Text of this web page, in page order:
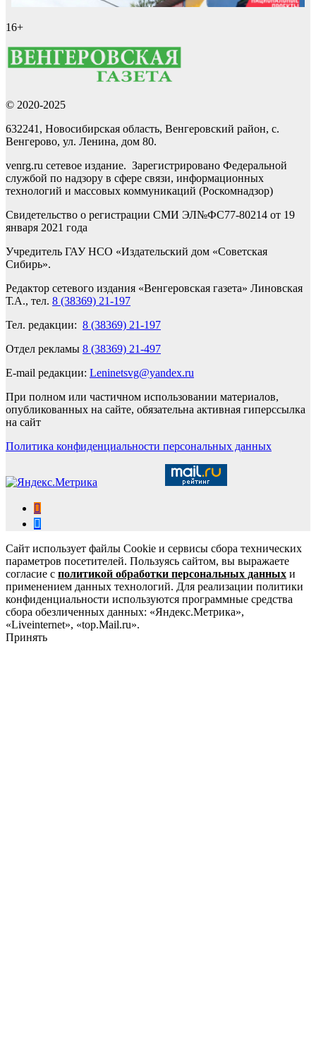
16+
© 2020-2025
632241, Новосибирская область, Венгеровский район, с.
Венгерово, ул. Ленина, дом 80.
venrg.ru сетевое издание. Зарегистрировано Федеральной
службой по надзору в сфере связи, информационных
технологий и массовых коммуникаций (Роскомнадзор)
Свидетельство о регистрации СМИ ЭЛ№ФС77-80214 от 19
января 2021 года
Учредитель ГАУ НСО «Издательский дом «Советская
Сибирь».
Редактор сетевого издания «Венгеровская газета» Линовская
Т.А., тел. 8 (38369) 21-197
Тел. редакции: 8 (38369) 21-197
Отдел рекламы 8 (38369) 21-497
E-mail редакции: Leninetsvg@yandex.ru
При полном или частичном использовании материалов,
опубликованных на сайте, обязательна активная гиперссылка
на сайт
Политика конфиденциальности персональных данных
Сайт использует файлы Cookie и сервисы сбора технических
параметров посетителей. Пользуясь сайтом, вы выражаете
согласие с политикой обработки персональных данных и
применением данных технологий. Для реализации политики
конфиденциальности используются программные средства
сбора обезличенных данных: «Яндекс.Метрика»,
«Liveinternet», «top.Mail.ru».
Принять